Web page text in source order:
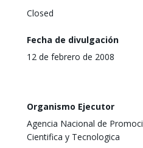
Closed
Fecha de divulgación
12 de febrero de 2008
Organismo Ejecutor
Agencia Nacional de
Cientifica y Tecnologica